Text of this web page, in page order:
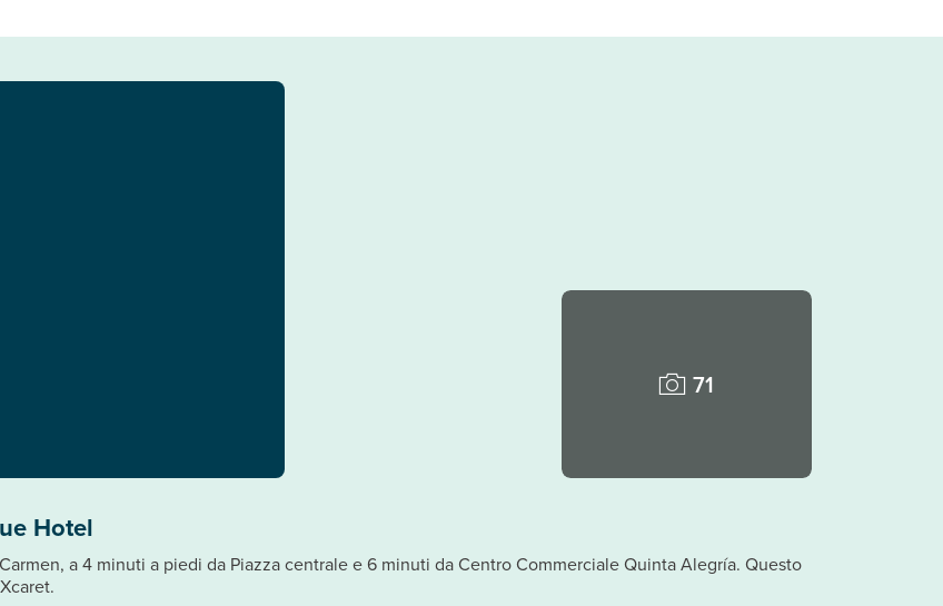
71
Hotel
a 4 minuti a piedi da Piazza centrale e 6 minuti da Centro Commerciale Quinta Alegría. Questo